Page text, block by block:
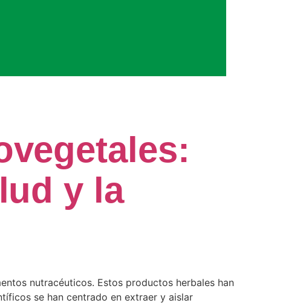
y la
nutracéuticos. Estos productos herbales han
se han centrado en extraer y aislar